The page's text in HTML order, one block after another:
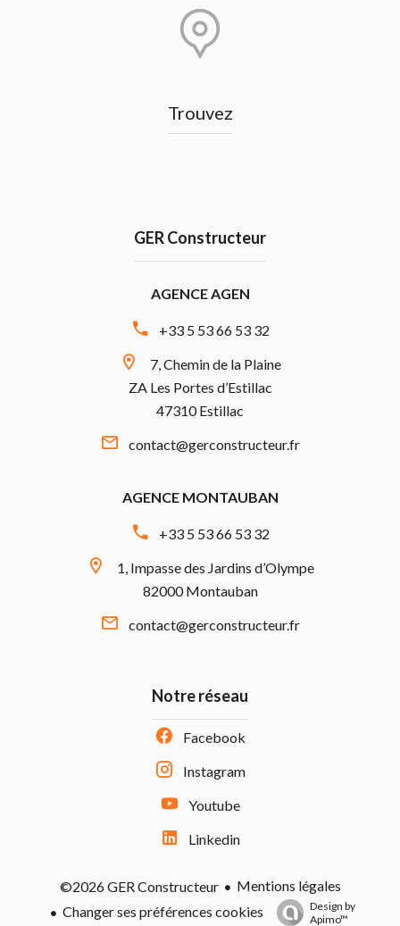
Trouvez
GER Constructeur
AGENCE AGEN
+33 5 53 66 53 32
7, Chemin de la Plaine
ZA Les Portes d’Estillac
47310 Estillac
contact@gerconstructeur.fr
AGENCE MONTAUBAN
+33 5 53 66 53 32
1, Impasse des Jardins d’Olympe
82000 Montauban
contact@gerconstructeur.fr
Notre réseau
Facebook
Instagram
Youtube
Linkedin
©2026 GER Constructeur
Mentions légales
Changer ses préférences cookies
Design by
Apimo™